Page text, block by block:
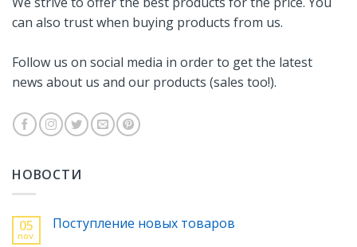
can also trust when buying products from us.
Follow us on social media in order to get the latest
news about us and our products (sales too!).
НОВОСТИ
05
nov.
Поступление новых товаров